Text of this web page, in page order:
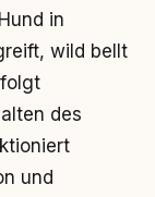
in
wild bellt
des
und